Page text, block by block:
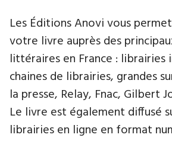
Les Éditions Anovi vous
votre livre auprès des
littéraires en France : librairies
chaines de librairies, grandes
la presse, Relay, Fnac, Gilbert
Le livre est également diffusé
librairies en ligne en format